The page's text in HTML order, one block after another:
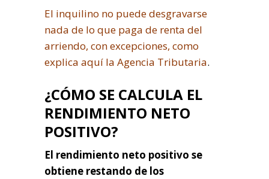
El inquilino no puede desgravarse
nada de lo que paga de renta del
arriendo, con excepciones, como
explica aquí la Agencia Tributaria.
¿CÓMO SE CALCULA EL
RENDIMIENTO NETO
POSITIVO?
El rendimiento neto positivo se
obtiene restando de los